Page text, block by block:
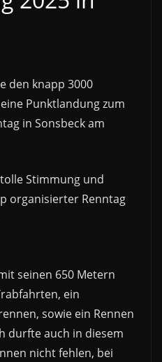
den knapp 3000
Punktlandung zum
in Sonsbeck am
Stimmung und
organisierter Renntag
seinen 650 Metern
ein
sowie ein Rennen
durfte auch in diesem
nicht fehlen, bei